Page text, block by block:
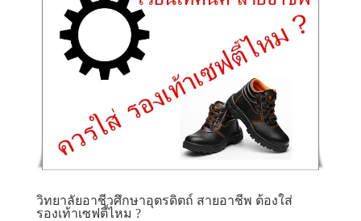
วิทยาลัยอาชีวศึกษาอุตรดิตถ์ สายอาชีพ ต้องใส่
รองเท้าเซฟตี้ไหม ?